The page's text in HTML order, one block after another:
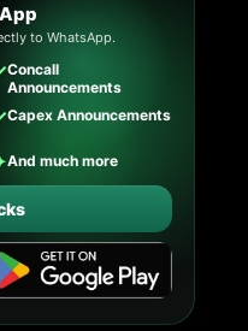
to WhatsApp.
Concall
Announcements
Capex Announcements
And much more